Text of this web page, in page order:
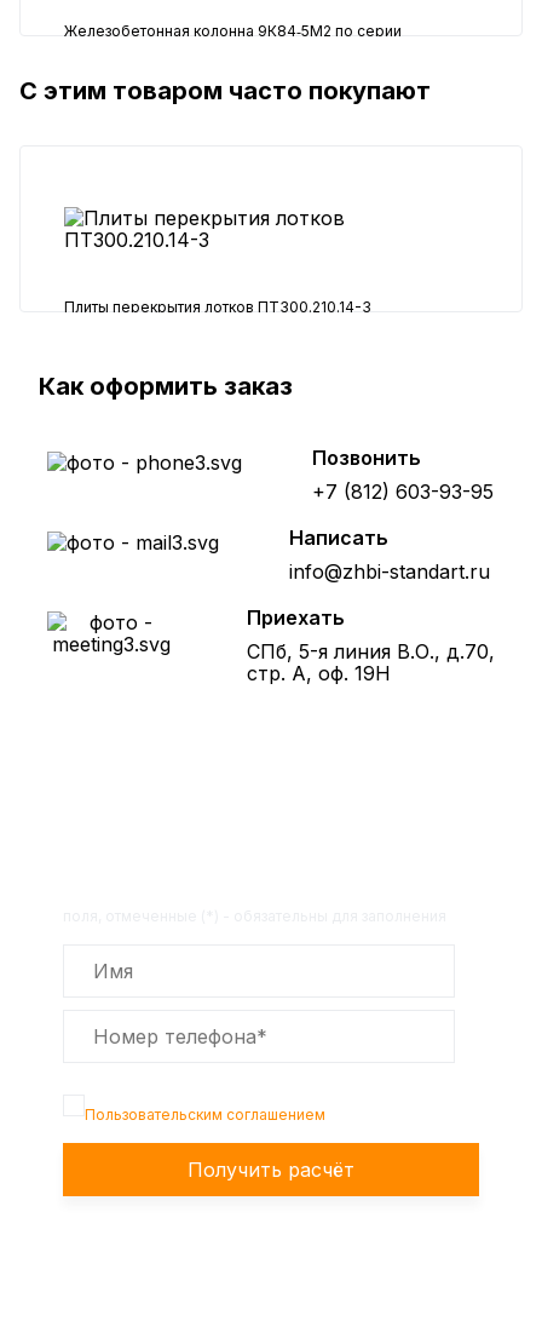
Железобетонная колонна 9К84‑5М2 по серии
66390 ₽
С этим товаром часто покупают
Плиты перекрытия лотков ПТ300.210.14-3
Как оформить заказ
Позвонить
+7 (812) 603-93-95
Написать
info@zhbi-standart.ru
Приехать
СПб, 5-я линия В.О., д.70,
стр. А, оф. 19Н
Пользовательским соглашением
Получить расчёт